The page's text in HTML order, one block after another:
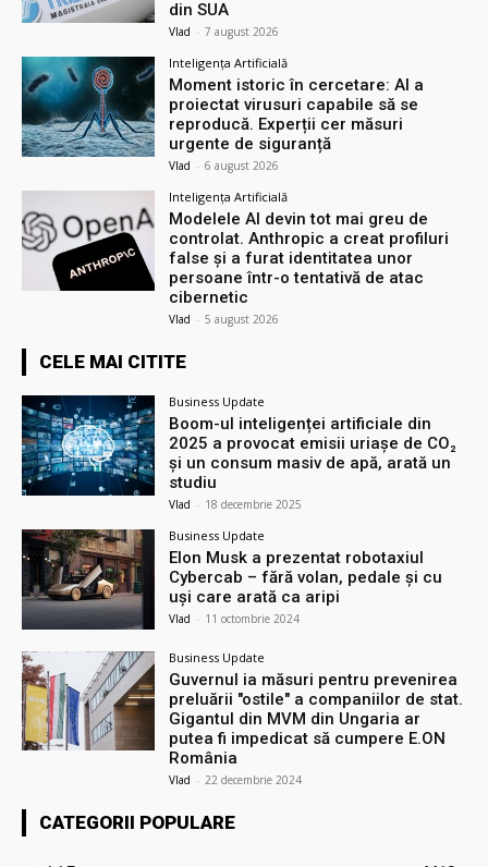
din SUA
Vlad - 7 august 2026
Inteligența Artificială
Moment istoric în cercetare: AI a
proiectat virusuri capabile să se
reproducă. Experții cer măsuri
urgente de siguranță
Vlad - 6 august 2026
Inteligența Artificială
Modelele AI devin tot mai greu de
controlat. Anthropic a creat profiluri
false și a furat identitatea unor
persoane într-o tentativă de atac
cibernetic
Vlad - 5 august 2026
CELE MAI CITITE
Business Update
Boom-ul inteligenței artificiale din
2025 a provocat emisii uriașe de CO₂
și un consum masiv de apă, arată un
studiu
Vlad - 18 decembrie 2025
Business Update
Elon Musk a prezentat robotaxiul
Cyberсab – fără volan, pedale și cu
uși care arată ca aripi
Vlad - 11 octombrie 2024
Business Update
Guvernul ia măsuri pentru prevenirea
preluării ″ostile″ a companiilor de stat.
Gigantul din MVM din Ungaria ar
putea fi impedicat să cumpere E.ON
România
Vlad - 22 decembrie 2024
CATEGORII POPULARE